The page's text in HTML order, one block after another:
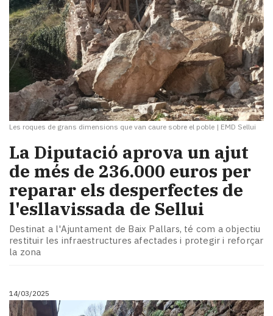
Les roques de grans dimensions que van caure sobre el poble | EMD Sellui
La Diputació aprova un ajut
de més de 236.000 euros per
reparar els desperfectes de
l'esllavissada de Sellui
Destinat a l'Ajuntament de Baix Pallars, té com a objectiu
restituir les infraestructures afectades i protegir i reforçar
la zona
14/03/2025